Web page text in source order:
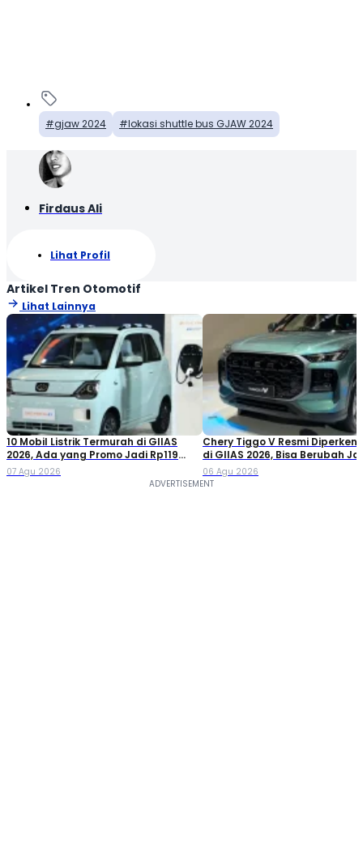
gjaw 2024 lokasi shuttle bus GJAW 2024
Firdaus Ali
Lihat Profil
Artikel Tren Otomotif
Lihat Lainnya
10 Mobil Listrik Termurah di GIIAS
2026, Ada yang Promo Jadi Rp119
Jutaan!
07 Agu 2026
Chery Tiggo V Resmi
di GIIAS 2026, Bisa Berubah
Double Cabin
06 Agu 2026